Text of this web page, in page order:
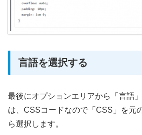
言語を選択する
最後にオプションエリアから「言語
は、CSSコードなので「CSS」を元
ら選択します。